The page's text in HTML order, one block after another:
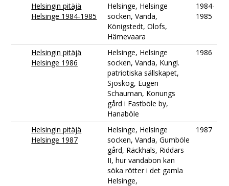
Helsingin pitäjä
Helsinge 1984-1985
Helsinge, Helsinge
socken, Vanda,
Königstedt, Olofs,
Hämevaara
1984-
1985
Helsingin pitäjä
Helsinge 1986
Helsinge, Helsinge
socken, Vanda, Kungl.
patriotiska sällskapet,
Sjöskog, Eugen
Schauman, Konungs
gård i Fastböle by,
Hanaböle
1986
Helsingin pitäjä
Helsinge 1987
Helsinge, Helsinge
socken, Vanda, Gumböle
gård, Räckhals, Riddars
II, hur vandabon kan
söka rötter i det gamla
Helsinge,
1987